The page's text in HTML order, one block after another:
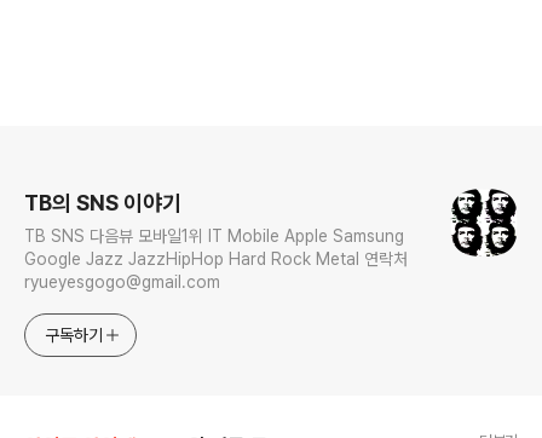
TB의 SNS 이야기
TB SNS 다음뷰 모바일1위 IT Mobile Apple Samsung
Google Jazz JazzHipHop Hard Rock Metal 연락처
ryueyesgogo@gmail.com
구독하기